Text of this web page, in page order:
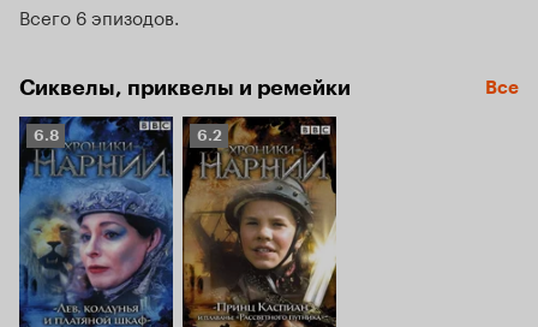
Всего 6 эпизодов
Сиквелы, приквелы и ремейки Все
Рейтинг
Кинопоиска
6.8
6.8
Рейтинг
Кинопоиска
6.2
6.2